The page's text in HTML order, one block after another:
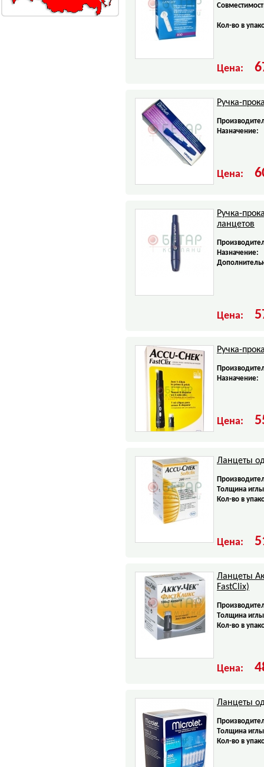
Кол-во в
Цена:
Ручка-
Назначение:
Цена:
Ручка-
ланцетов
Назначение:
Цена:
Ручка-
Назначение:
Цена:
Ланцеты
Tолщина
Кол-во в
Цена:
Ланцеты
FastClix)
Tолщина
Кол-во в
Цена:
Ланцеты
Tолщина
Кол-во в